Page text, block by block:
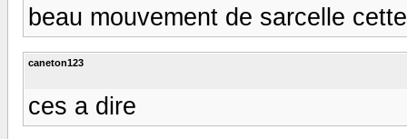
beau mouvement de sarcelle
caneton123
ces a dire